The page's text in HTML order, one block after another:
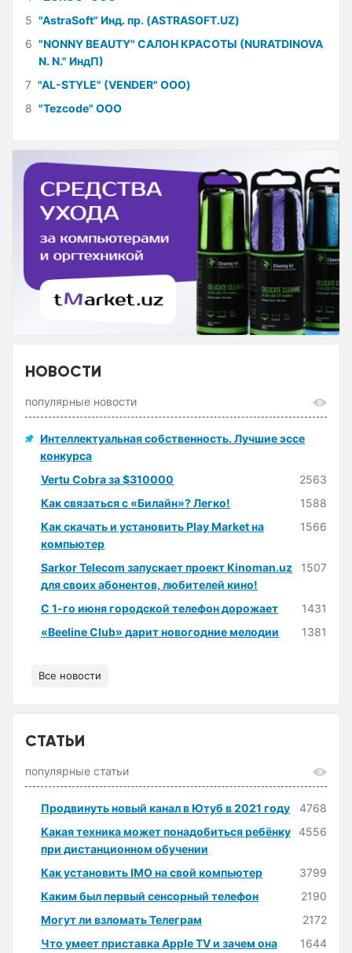
5 "AstraSoft" Инд. пр. (ASTRASOFT.UZ)
6 "NONNY BEAUTY" САЛОН КРАСОТЫ (NURATDINOVA
N. N." ИндП)
7 "AL-STYLE" (VENDER" ООО)
8 "Tezcode" ООО
НОВОСТИ
популярные новости
Интеллектуальная собственность. Лучшие эссе
конкурса
Vertu Cobra за $310000
2563
Как связаться с «Билайн»? Легко!
1588
Как скачать и установить Play Market на
компьютер
1566
Sarkor Telecom запускает проект Kinoman.uz
для своих абонентов, любителей кино!
1507
С 1-го июня городской телефон дорожает
1431
«Beeline Club» дарит новогодние мелодии
1381
Все новости
СТАТЬИ
популярные статьи
Продвинуть новый канал в Ютуб в 2021 году
4768
Какая техника может понадобиться ребёнку
при дистанционном обучении
4556
Как установить IMO на свой компьютер
3799
Каким был первый сенсорный телефон
2190
Могут ли взломать Телеграм
2172
Что умеет приставка Apple TV и зачем она
1644